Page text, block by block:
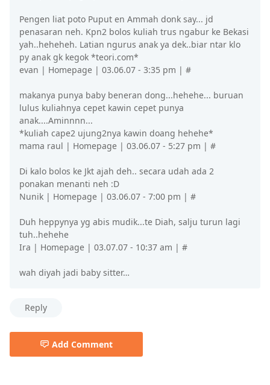
Pengen liat poto Puput en Ammah donk say... jd
penasaran neh. Kpn2 bolos kuliah trus ngabur ke Bekasi
yah..heheheh. Latian ngurus anak ya dek..biar ntar klo
py anak gk kegok *teori.com*
evan | Homepage | 03.06.07 - 3:35 pm | #
makanya punya baby beneran dong...hehehe... buruan
lulus kuliahnya cepet kawin cepet punya
anak....Aminnnn...
*kuliah cape2 ujung2nya kawin doang hehehe*
mama raul | Homepage | 03.06.07 - 5:27 pm | #
Di kalo bolos ke Jkt ajah deh.. secara udah ada 2
ponakan menanti neh :D
Nunik | Homepage | 03.06.07 - 7:00 pm | #
Duh heppynya yg abis mudik...te Diah, salju turun lagi
tuh..hehehe
Ira | Homepage | 03.07.07 - 10:37 am | #
wah diyah jadi baby sitter…
Reply
Add Comment